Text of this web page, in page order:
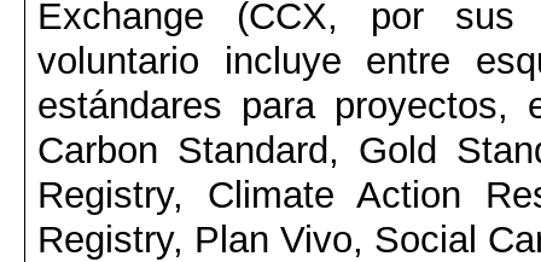
Exchange (CCX, por
voluntario incluye entre
estándares para proyectos,
Carbon Standard, Gold
Registry, Climate Action
Registry, Plan Vivo, Social